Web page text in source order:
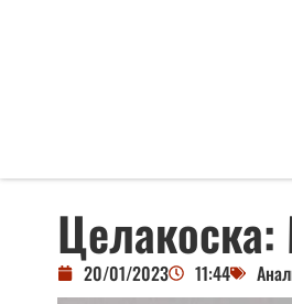
20/01/2023 11:44